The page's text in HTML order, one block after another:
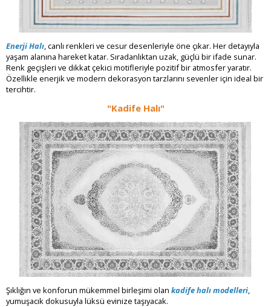
Enerji Halı, canlı renkleri ve cesur desenleriyle öne çıkar. Her detayıyla
yaşam alanına hareket katar. Sıradanlıktan uzak, güçlü bir ifade sunar.
Renk geçişleri ve dikkat çekici motifleriyle pozitif bir atmosfer yaratır.
Özellikle enerjik ve modern dekorasyon tarzlarını sevenler için ideal bir
tercihtir.
"Kadife Halı"
Şıklığın ve konforun mükemmel birleşimi olan kadife halı modelleri,
yumuşacık dokusuyla lüksü evinize taşıyacak.